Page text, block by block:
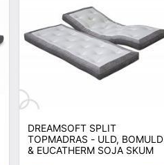
DREAMSOFT SPLIT
TOPMADRAS - ULD, BOMULD
& EUCATHERM SOJA SKUM